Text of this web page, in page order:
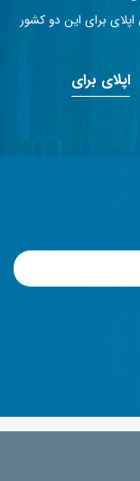
برای این دو کشور
اپلای برای